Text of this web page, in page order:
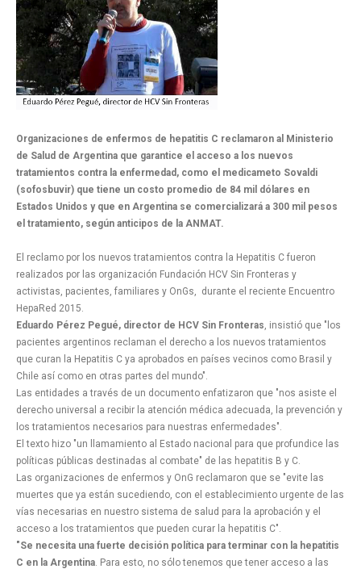
Organizaciones de enfermos de hepatitis C reclamaron al Ministerio
de Salud de Argentina que garantice el acceso a los nuevos
tratamientos contra la enfermedad, como el medicameto Sovaldi
(sofosbuvir) que tiene un costo promedio de 84 mil dólares en
Estados Unidos y que en Argentina se comercializará a 300 mil pesos
el tratamiento, según anticipos de la ANMAT.
El reclamo por los nuevos tratamientos contra la Hepatitis C fueron
realizados por las organización Fundación HCV Sin Fronteras y
activistas, pacientes, familiares y OnGs, durante el reciente Encuentro
HepaRed 2015.
Eduardo Pérez Pegué, director de HCV Sin Fronteras , insistió que "los
pacientes argentinos reclaman el derecho a los nuevos tratamientos
que curan la Hepatitis C ya aprobados en países vecinos como Brasil y
Chile así como en otras partes del mundo".
Las entidades a través de un documento enfatizaron que "nos asiste el
derecho universal a recibir la atención médica adecuada, la prevención y
los tratamientos necesarios para nuestras enfermedades".
El texto hizo "un llamamiento al Estado nacional para que profundice las
políticas públicas destinadas al combate" de las hepatitis B y C.
Las organizaciones de enfermos y OnG reclamaron que se "evite las
muertes que ya están sucediendo, con el establecimiento urgente de las
vías necesarias en nuestro sistema de salud para la aprobación y el
acceso a los tratamientos que pueden curar la hepatitis C".
"Se necesita una fuerte decisión política para terminar con la hepatitis
C en la Argentina . Para esto, no sólo tenemos que tener acceso a las